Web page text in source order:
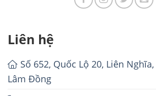
Liên hệ
Số 652, Quốc Lộ 20, Liên
Lâm Đồng